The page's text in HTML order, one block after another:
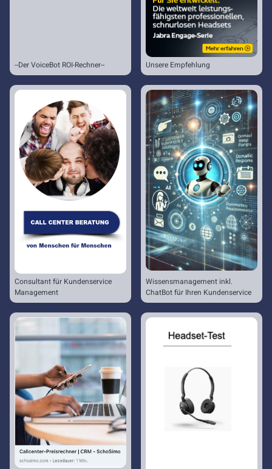
--Der VoiceBot ROI-Rechner-- Unsere Empfehlung
Consultant für Kundenservice
Management
Wissensmanagement inkl.
ChatBot für Ihren Kundenservice